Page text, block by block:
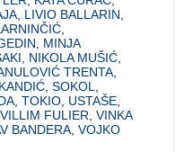
LIVIO BALLARIN
MINJA
NIKOLA MUŠIĆ
TRENTA
,SOKOL
,TOKIO USTAŠE
,VILLIM FULIER ,VINKA
BANDERA ,VOJKO